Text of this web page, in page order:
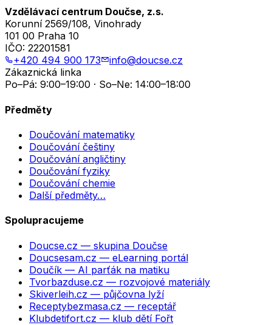
Vzdělávací centrum Doučse, z.s.
Korunní 2569/108, Vinohrady
101 00 Praha 10
IČO: 22201581
+420 494 900 173
info@doucse.cz
Zákaznická linka
Po–Pá: 9:00–19:00 · So–Ne: 14:00–18:00
Předměty
Doučování matematiky
Doučování češtiny
Doučování angličtiny
Doučování fyziky
Doučování chemie
Další předměty…
Spolupracujeme
Doucse.cz — skupina Doučse
Doucsesam.cz — eLearning portál
Doučík — AI parťák na matiku
Tvorbazduse.cz — rozvojové materiály
Skiverleih.cz — půjčovna lyží
Receptybezmasa.cz — receptář
Klubdetifort.cz — klub dětí Fořt